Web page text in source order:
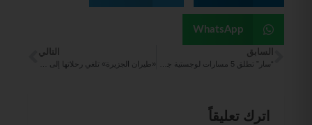
WhatsApp
السابق التالي
اترك تعليقاً